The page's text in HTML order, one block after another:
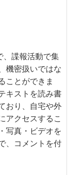
、諜報活動で集
機密扱いではな
ことができま
キストを読み書
おり、自宅や外
アクセスするこ
写真・ビデオを
、コメントを付